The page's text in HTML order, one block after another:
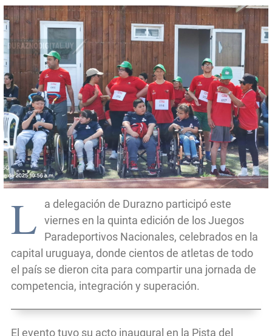
L
a delegación de Durazno participó este
viernes en la quinta edición de los Juegos
Paradeportivos Nacionales, celebrados en la
capital uruguaya, donde cientos de atletas de todo
el país se dieron cita para compartir una jornada de
competencia, integración y superación.
El evento tuvo su acto inaugural en la Pista del